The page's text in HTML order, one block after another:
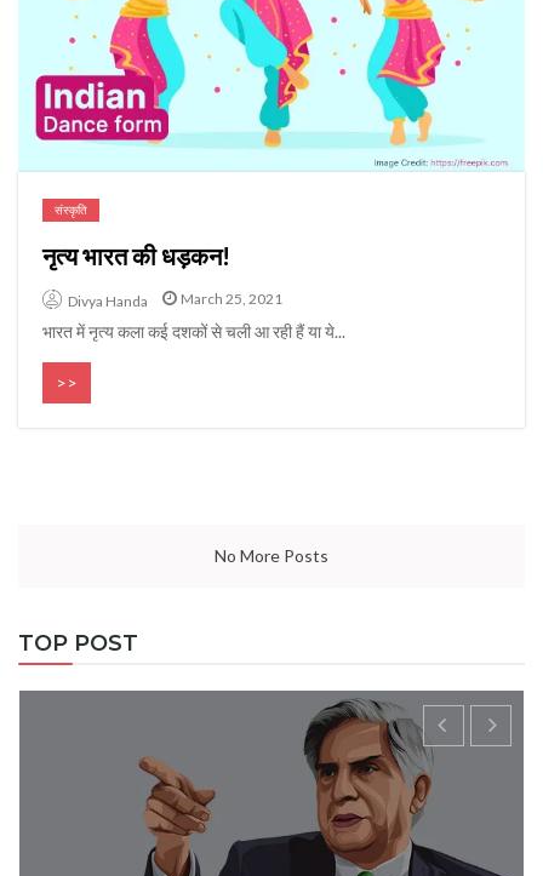
संस्कृति
नृत्य भारत की धड़कन!
Divya Handa March 25, 2021
भारत में नृत्य कला कई दशकों से चली आ रही हैं या ये...
>>
No More Posts
TOP POST